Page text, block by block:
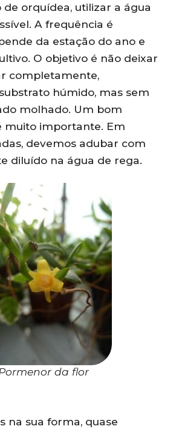
orquídea, utilizar a água
A frequência é
da estação do ano e
O objetivo é não deixar
completamente,
húmido, mas sem
molhado. Um bom
muito importante. Em
devemos adubar com
diluído na água de rega.
da flor
na sua forma, quase